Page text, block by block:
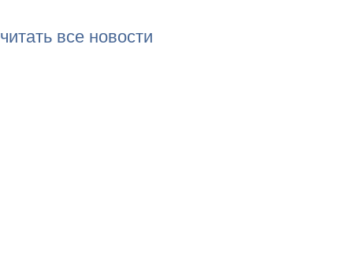
читать все новости